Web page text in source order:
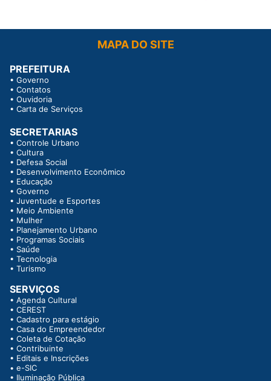
MAPA DO SITE
PREFEITURA
• Governo
• Contatos
• Ouvidoria
• Carta de Serviços
SECRETARIAS
• Controle Urbano
• Cultura
• Defesa Social
• Desenvolvimento Econômico
• Educação
• Governo
• Juventude e Esportes
• Meio Ambiente
• Mulher
• Planejamento Urbano
• Programas Sociais
• Saúde
• Tecnologia
• Turismo
SERVIÇOS
• Agenda Cultural
• CEREST
• Cadastro para estágio
• Casa do Empreendedor
• Coleta de Cotação
• Contribuinte
• Editais e Inscrições
• e-SIC
• Iluminação Pública